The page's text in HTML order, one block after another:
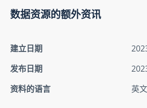
数据资源的额外资讯
建立日期
发布日期
资料的语言
英文